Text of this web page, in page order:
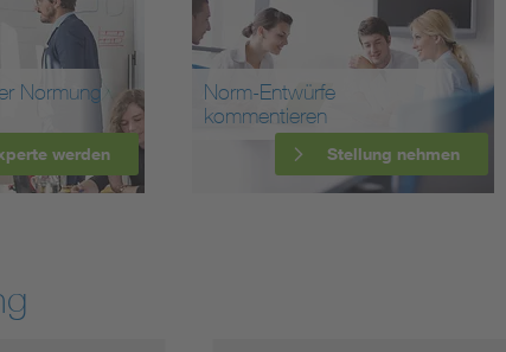
Normung
werden
Norm-Entwürfe
kommentieren
Stellung nehmen